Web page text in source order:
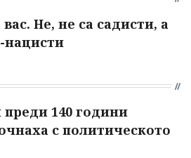
Не, не са садисти, а
нацисти
140 години
с политическото